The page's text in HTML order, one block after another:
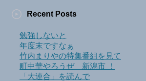
Recent Posts
勉強しないと
年度末ですなぁ
竹内まりやの特集番組を見て
町中華やろうぜ 新潟市 ！
「大連合」を読んで